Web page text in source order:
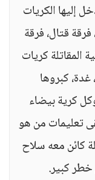
إليها الكريات
فرقة قتال، فرقة
المقاتلة كريات
كبروها
كرية بيضاء
تعليمات من هو
كائن معه سلاح
خطر كبير.